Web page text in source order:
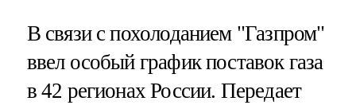
В связи с похолоданием "Газпром"
ввел особый график поставок газа
в 42 регионах России. Передает